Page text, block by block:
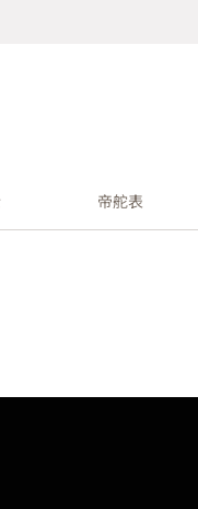
帝舵表